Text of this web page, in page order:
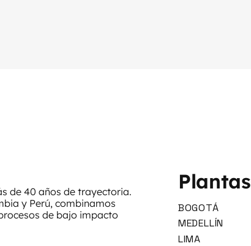
de 40 años de trayectoria.
y Perú, combinamos
de bajo impacto
Plantas
BOGOTÁ
MEDELLÍN
LIMA